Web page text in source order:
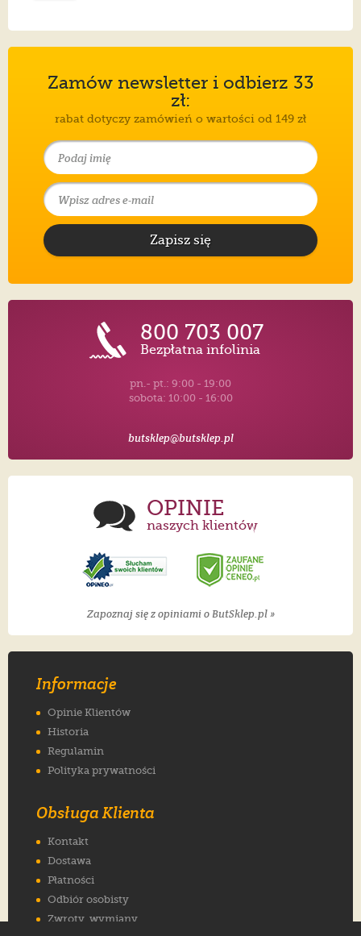
Zamów newsletter i odbierz 33
zł:
rabat dotyczy zamówień o wartości od 149 zł
Zapisz się
800 703 007
Bezpłatna infolinia
pn.- pt.: 9:00 - 19:00
sobota: 10:00 - 16:00
butsklep@butsklep.pl
OPINIE
naszych klientów
Zapoznaj się z opiniami o ButSklep.pl »
Informacje
Opinie Klientów
Historia
Regulamin
Polityka prywatności
Obsługa Klienta
Kontakt
Dostawa
Płatności
Odbiór osobisty
Zwroty, wymiany